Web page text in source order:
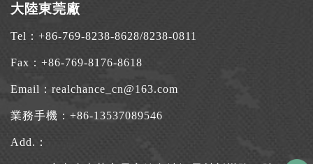
大陸東莞廠
Tel： +86-769-8238-8628/8238-0811
Fax：+86-769-8176-8618
Email： realchance_cn@163.com
業務手機： +86-13537089546
Add.：